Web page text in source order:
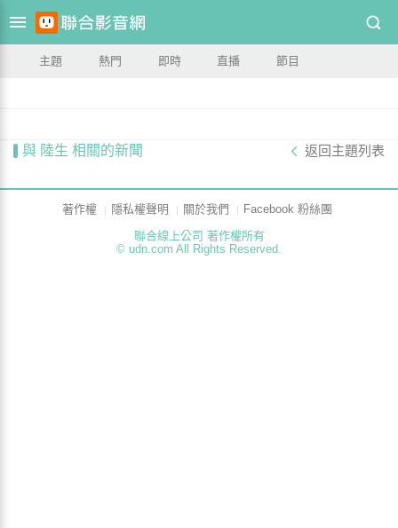
主題 熱門 即時 直播 節目
與 陸生 相關的新聞 返回主題列表
著作權 隱私權聲明 關於我們
Facebook 粉絲團
聯合線上公司 著作權所有
© udn.com All Rights Reserved.